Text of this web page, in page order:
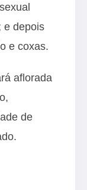
e depois
e coxas.
aflorada
de